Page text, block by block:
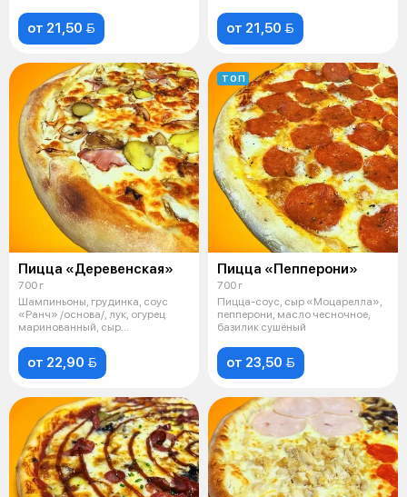
от 21,50  от 21,50 
Пицца «Деревенская»
700 г
Шампиньоны, грудинка, соус
«Ранч» /основа/, лук, огурец
маринованный, сыр
от 22,90 
ТОП
Пицца «Пепперони»
700 г
Пицца-соус, сыр «Моцарелла»,
пепперони, масло чесночное,
базилик сушёный
от 23,50 